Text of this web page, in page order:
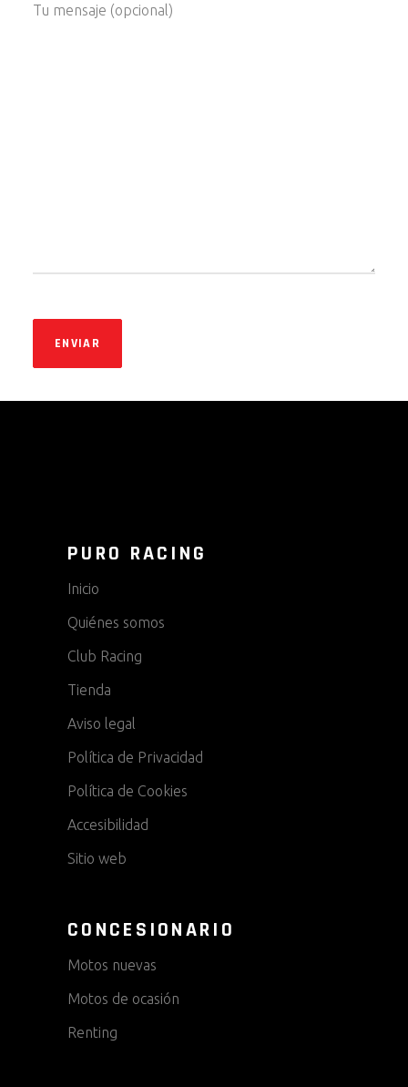
Tu mensaje (opcional)
ENVIAR
PURO RACING
Inicio
Quiénes somos
Club Racing
Tienda
Aviso legal
Política de Privacidad
Política de Cookies
Accesibilidad
Sitio web
CONCESIONARIO
Motos nuevas
Motos de ocasión
Renting